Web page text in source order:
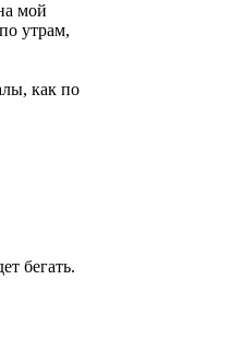
мой
утрам,
как по
бегать.